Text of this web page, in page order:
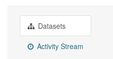
Datasets
Activity Stream